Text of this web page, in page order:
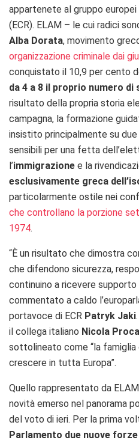
appartenete al gruppo
(ECR). ELAM – le cui radici
Alba Dorata, movimento
organizzazione criminale dai
conquistato il 10,9 per cento
da 4 a 8 il proprio numero di
risultato della propria storia
campagna, la formazione
insistito principalmente su
sensibili per una fetta
l’immigrazione e la
esclusivamente greca
particolarmente ostile nei
che controllano la porzione
1974.
“È un risultato che dimostra
che difendono sicurezza,
continuino a ricevere supporto
commentato a caldo
portavoce di ECR Patryk Jaki
il collega italiano Nicola
sottolineato come “la
crescere in tutta Europa”.
Quello rappresentato da
novità emerso nel panorama
del voto di ieri. Per la prima
Parlamento due nuove